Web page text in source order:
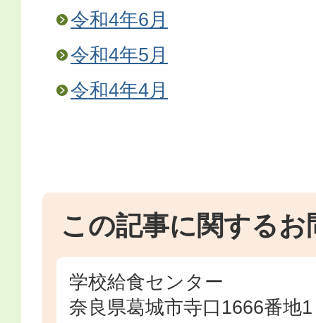
令和4年6月
令和4年5月
令和4年4月
この記事に関するお
学校給食センター
奈良県葛城市寺口1666番地1